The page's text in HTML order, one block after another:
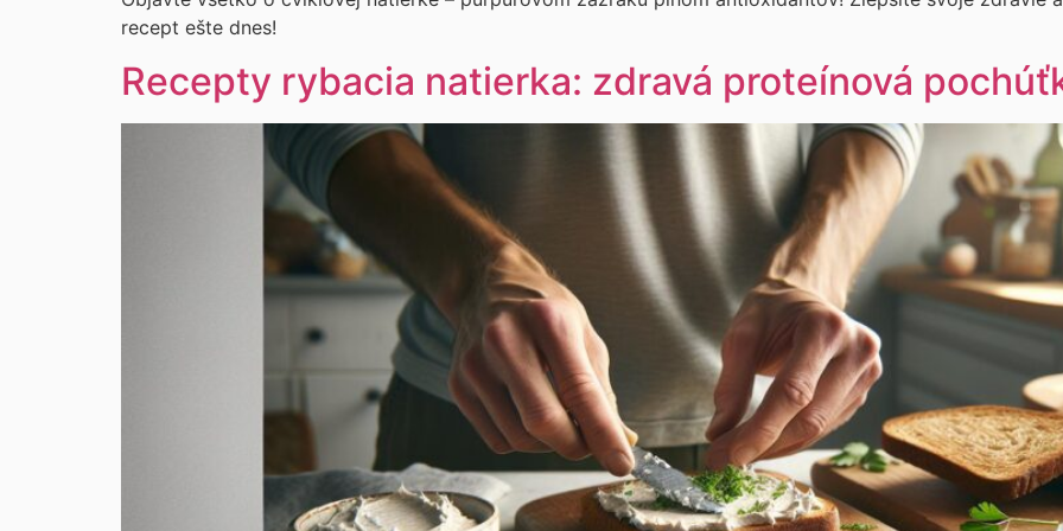
recept ešte dnes!
Recepty rybacia natierka: zdravá proteínová